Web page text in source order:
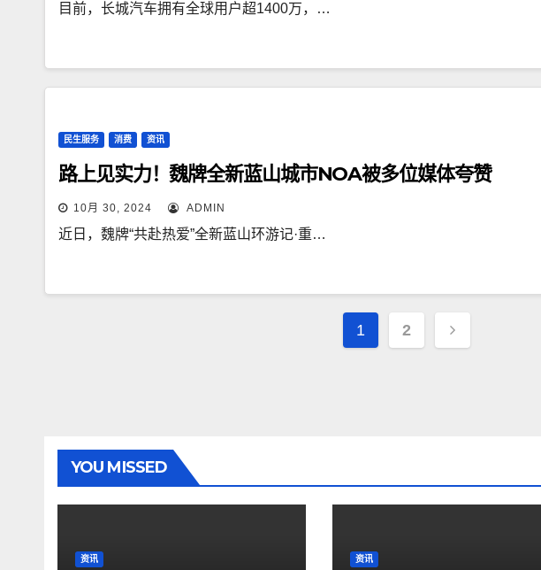
目前，长城汽车拥有全球用户超1400万，…
民生服务 消费 资讯
路上见实力！魏牌全新蓝山城市NOA被多位媒体夸赞
10月 30, 2024 ADMIN
近日，魏牌“共赴热爱”全新蓝山环游记·重…
文
1 2
YOU MISSED
资讯 资讯